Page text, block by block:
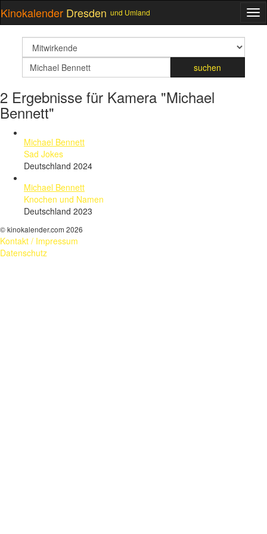
Kinokalender Dresden und Umland
suchfeld
Suchbegriff
suchen
2 Ergebnisse für Kamera "Michael
Bennett"
Michael Bennett
Sad Jokes
Deutschland 2024
Michael Bennett
Knochen und Namen
Deutschland 2023
© kinokalender.com 2026
Kontakt / Impressum
Datenschutz